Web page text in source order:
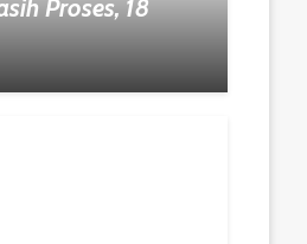
Proses, 18